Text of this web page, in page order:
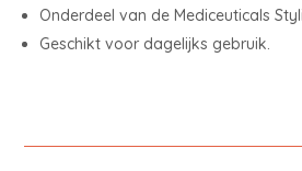
Onderdeel van de Mediceuticals
Geschikt voor dagelijks gebruik.